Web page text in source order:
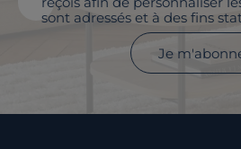
sont adressés et à des fins
Je